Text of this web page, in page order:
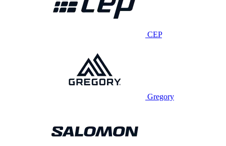
CEP
Gregory